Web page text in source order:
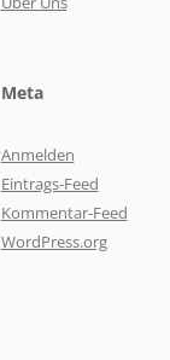
Meta
Anmelden
Eintrags-Feed
Kommentar-Feed
WordPress.org